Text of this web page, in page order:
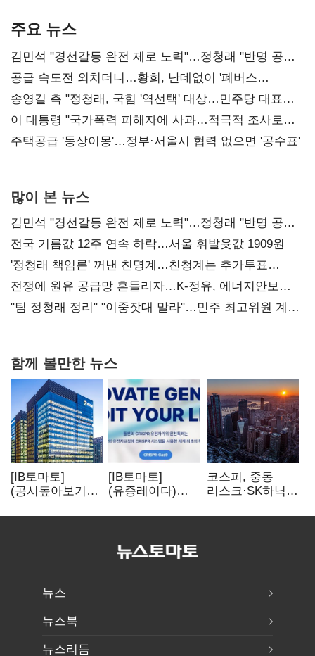
주요 뉴스
김민석 "경선갈등 완전 제로 노력"…정청래 "반명 공세
사과부터"
공급 속도전 외치더니…황희, 난데없이 '폐버스
리모델링' 제안
송영길 측 "정청래, 국힘 '역선택' 대상…민주당 대표로
총선 지휘 못해"
이 대통령 "국가폭력 피해자에 사과…적극적 조사로
진실 밝혀야"
주택공급 '동상이몽'…정부·서울시 협력 없으면 '공수표'
많이 본 뉴스
김민석 "경선갈등 완전 제로 노력"…정청래 "반명 공세
사과부터"
전국 기름값 12주 연속 하락…서울 휘발윳값 1909원
'정청래 책임론' 꺼낸 친명계…친청계는 추가투표
때리기
전쟁에 원유 공급망 흔들리자…K-정유, 에너지안보
핵심으로 재부상
"팀 정청래 정리" "이중잣대 말라"…민주 최고위원 계파
함께 볼만한 뉴스
[IB토마토]
(공시톺아보기)
바로 매출로
[IB토마토]
(유증레이다)
3분의 1 토막…
비용부터 챙긴다
코스피, 중동
리스크·SK하닉
뒷걸음
뉴스
뉴스북
뉴스리듬